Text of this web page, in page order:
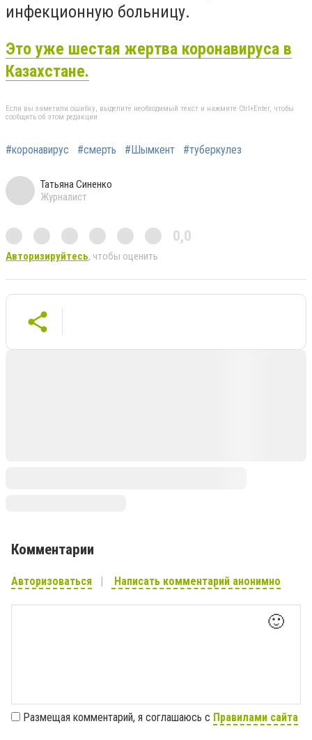
инфекционную больницу.
Это уже шестая жертва коронавируса в
Казахстане.
Если вы заметили ошибку, выделите необходимый текст и нажмите Ctrl+Enter, чтобы
сообщить об этом редакции
#коронавирус #смерть #Шымкент #туберкулез
Татьяна Синенко
Журналист
0,0
Авторизируйтесь, чтобы оценить
Комментарии
Авторизоваться Написать комментарий анонимно
🙂
Размещая комментарий, я соглашаюсь с Правилами сайта